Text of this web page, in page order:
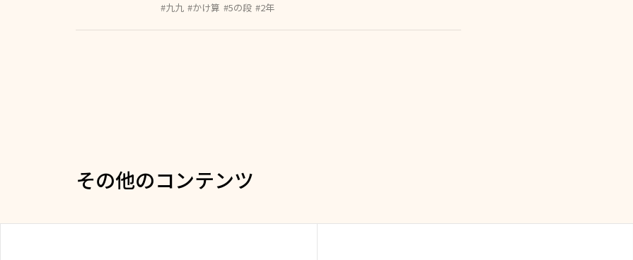
#九九 #かけ算 #5の段 #2年
その他のコンテンツ